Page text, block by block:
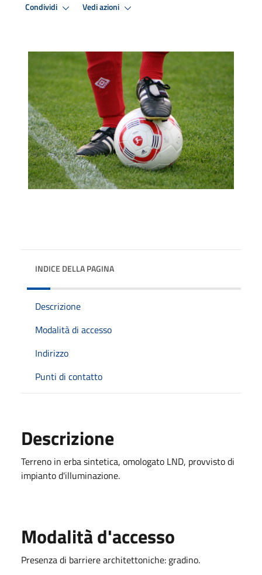
Condividi Vedi azioni
INDICE DELLA PAGINA
Descrizione
Modalità di accesso
Indirizzo
Punti di contatto
Descrizione
Terreno in erba sintetica, omologato LND, provvisto di
impianto d'illuminazione.
Modalità d'accesso
Presenza di barriere architettoniche: gradino.